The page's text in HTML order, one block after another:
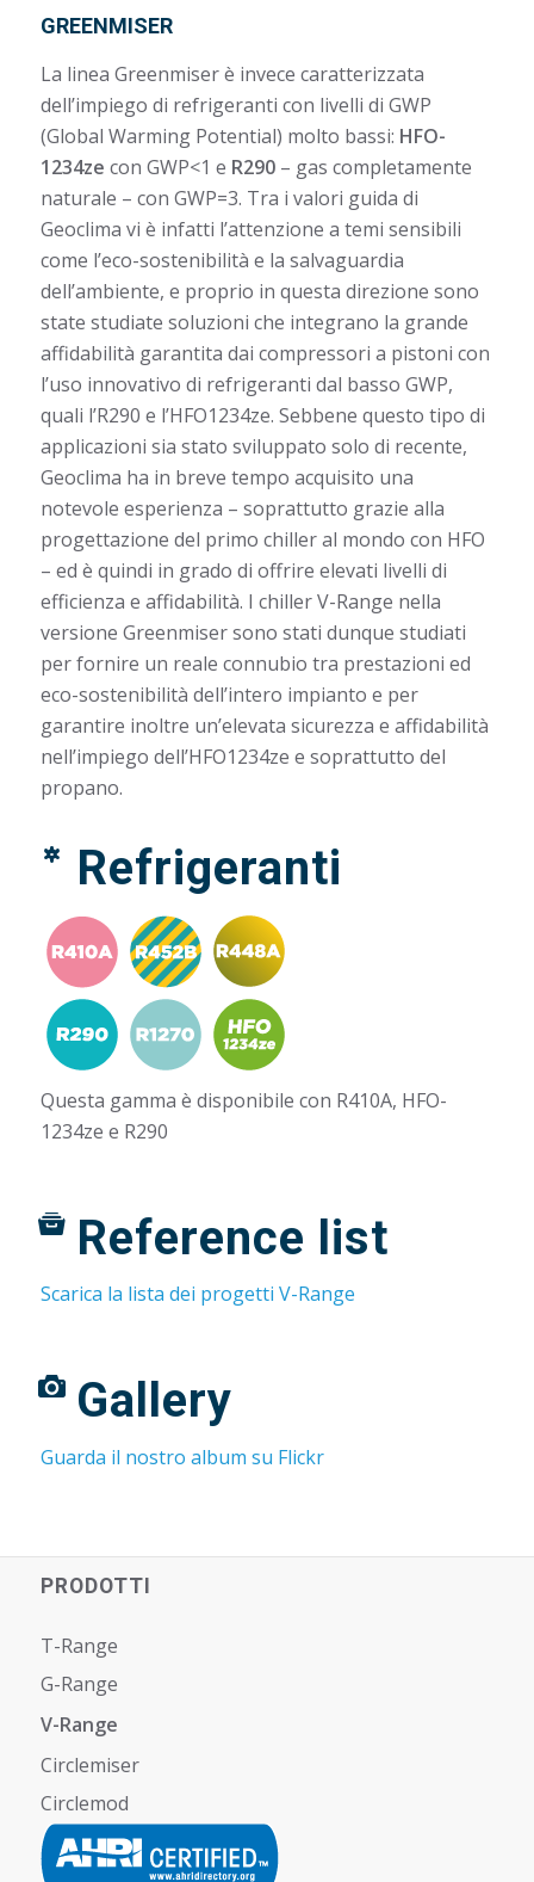
GREENMISER
La linea Greenmiser è invece caratterizzata
dell’impiego di refrigeranti con livelli di GWP
(Global Warming Potential) molto bassi: HFO-
1234ze con GWP<1 e R290– gas completamente
naturale – con GWP=3. Tra i valori guida di
Geoclima vi è infatti l’attenzione a temi sensibili
come l’eco-sostenibilità e la salvaguardia
dell’ambiente, e proprio in questa direzione sono
state studiate soluzioni che integrano la grande
affidabilità garantita dai compressori a pistoni con
l’uso innovativo di refrigeranti dal basso GWP,
quali l’R290 e l’HFO1234ze. Sebbene questo tipo di
applicazioni sia stato sviluppato solo di recente,
Geoclima ha in breve tempo acquisito una
notevole esperienza – soprattutto grazie alla
progettazione del primo chiller al mondo con HFO
– ed è quindi in grado di offrire elevati livelli di
efficienza e affidabilità. I chiller V-Range nella
versione Greenmiser sono stati dunque studiati
per fornire un reale connubio tra prestazioni ed
eco-sostenibilità dell’intero impianto e per
garantire inoltre un’elevata sicurezza e affidabilità
nell’impiego dell’HFO1234ze e soprattutto del
propano.
Refrigeranti
Questa gamma è disponibile con R410A, HFO-
1234ze e R290
Reference list
Scarica la lista dei progetti V-Range
Gallery
Guarda il nostro album su Flickr
PRODOTTI
T-Range
G-Range
V-Range
Circlemiser
Circlemod